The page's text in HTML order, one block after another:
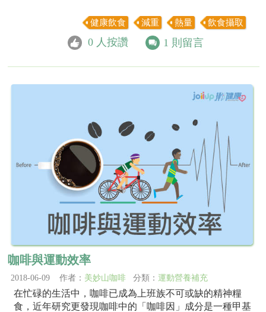
健康飲食 減重 熱量 飲食攝取
0 人按讚 1 則留言
咖啡與運動效率
2018-06-09 作者： 美妙山咖啡 分類： 運動營養補充
在忙碌的生活中，咖啡已成為上班族不可或缺的精神糧
食，近年研究更發現咖啡中的「咖啡因」成分是一種甲基